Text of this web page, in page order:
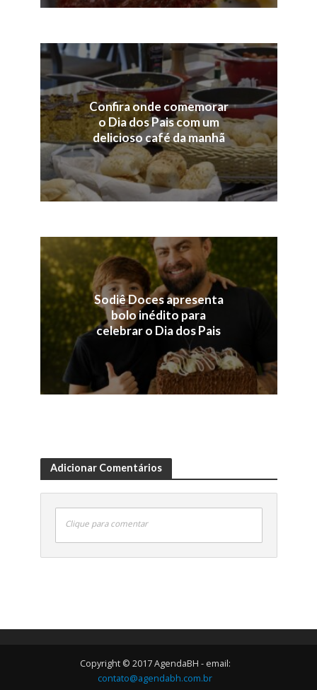
Confira onde comemorar
o Dia dos Pais com um
delicioso café da manhã
Sodiê Doces apresenta
bolo inédito para
celebrar o Dia dos Pais
Adicionar Comentários
Clique para comentar
Copyright © 2017 AgendaBH - email:
contato@agendabh.com.br